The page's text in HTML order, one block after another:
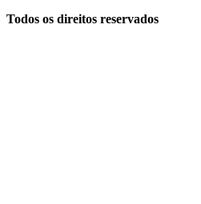
Todos os direitos reservados